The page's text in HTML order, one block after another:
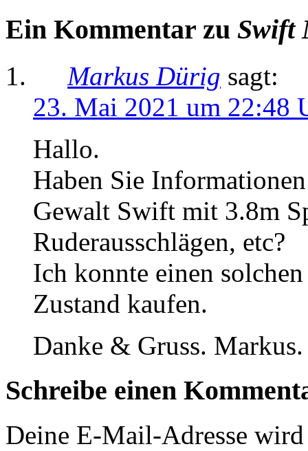
Ein Kommentar zu Swift
Markus Dürig sagt:
23. Mai 2021 um 22:48
Hallo.
Haben Sie
Gewalt Swift mit 3.8m
Ruderausschlägen, etc?
Ich konnte einen
Zustand kaufen.
Danke & Gruss. Markus.
Schreibe einen
Deine E-Mail-Adresse